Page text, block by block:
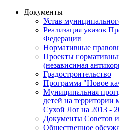
Документы
Устав
Реализация указов
Федерации
Нормативные
Проекты
(независимая
Градостроительство
Программа "Новое
Муниципальная
детей на территории
Сухой Лог на 2013 -
Документы Советов
Общественное